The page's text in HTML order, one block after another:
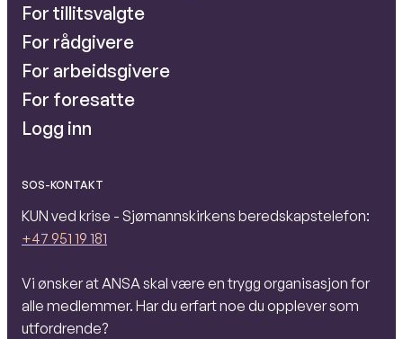
For tillitsvalgte
For rådgivere
For arbeidsgivere
For foresatte
Logg inn
SOS-KONTAKT
KUN ved krise - Sjømannskirkens beredskapstelefon:
+47 951 19 181
Vi ønsker at ANSA skal være en trygg organisasjon for
alle medlemmer. Har du erfart noe du opplever som
utfordrende?